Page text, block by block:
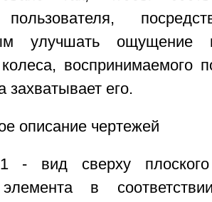
пользователя,
улучшать ощущение
воспринимаемого
захватывает его.
описание чертежей
- вид сверху
элемента в